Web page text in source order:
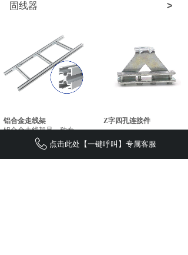
固线器
>
铝合金走线架
铝合金走线架是一种专
Z字四孔连接件
搭配四孔连接件以及铝
点击此处【一键呼叫】专属客服